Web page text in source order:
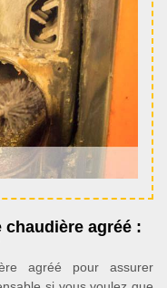
chaudière agréé :
agréé pour assurer